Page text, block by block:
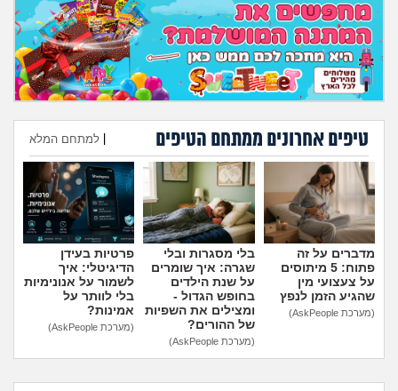
מה שעובר עליי
שומרים על הגוף
פיננסי וכלכלה
בין הסדינים
חיות מחמד
יוקר המחיה
גאווה
טיפים אחרונים ממתחם הטיפים למתחם המלא
הוספת טיפ
מדברים על זה
פתוח: 5 מיתוסים
על צעצועי מין
שהגיע הזמן לנפץ
(מערכת AskPeople)
בלי מסגרות ובלי
שגרה: איך שומרים
על שנת הילדים
בחופש הגדול -
ומצילים את השפיות
של ההורים?
(מערכת AskPeople)
פרטיות בעידן
הדיגיטלי: איך
לשמור על אנונימיות
בלי לוותר על
אמינות?
(מערכת AskPeople)